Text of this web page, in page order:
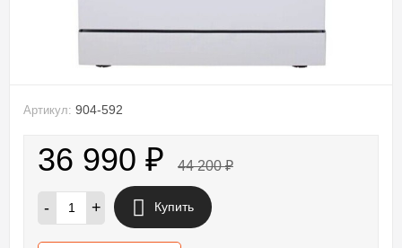
Артикул: 904-592
36 990 ₽ 44 200₽
- + Купить